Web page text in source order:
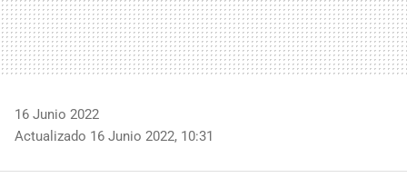
16 Junio 2022
Actualizado 16 Junio 2022, 10:31